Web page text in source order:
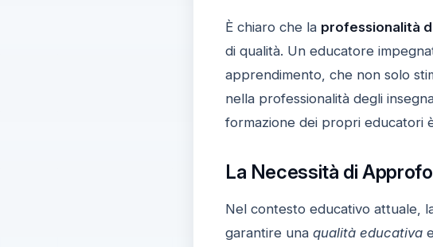
È chiaro che la professionalità
di qualità. Un educatore
apprendimento, che non solo
nella professionalità degli
formazione dei propri educatori
La Necessità di
Nel contesto educativo attuale,
garantire una qualità educativa